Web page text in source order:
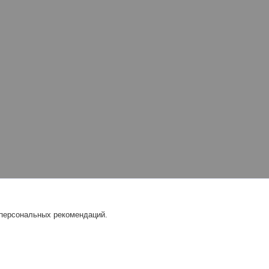
рекомендаций.